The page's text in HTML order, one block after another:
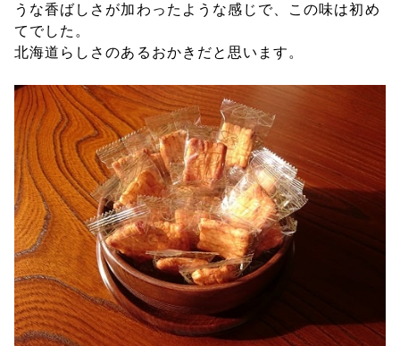
うな香ばしさが加わったような感じで、この味は初め
てでした。
北海道らしさのあるおかきだと思います。